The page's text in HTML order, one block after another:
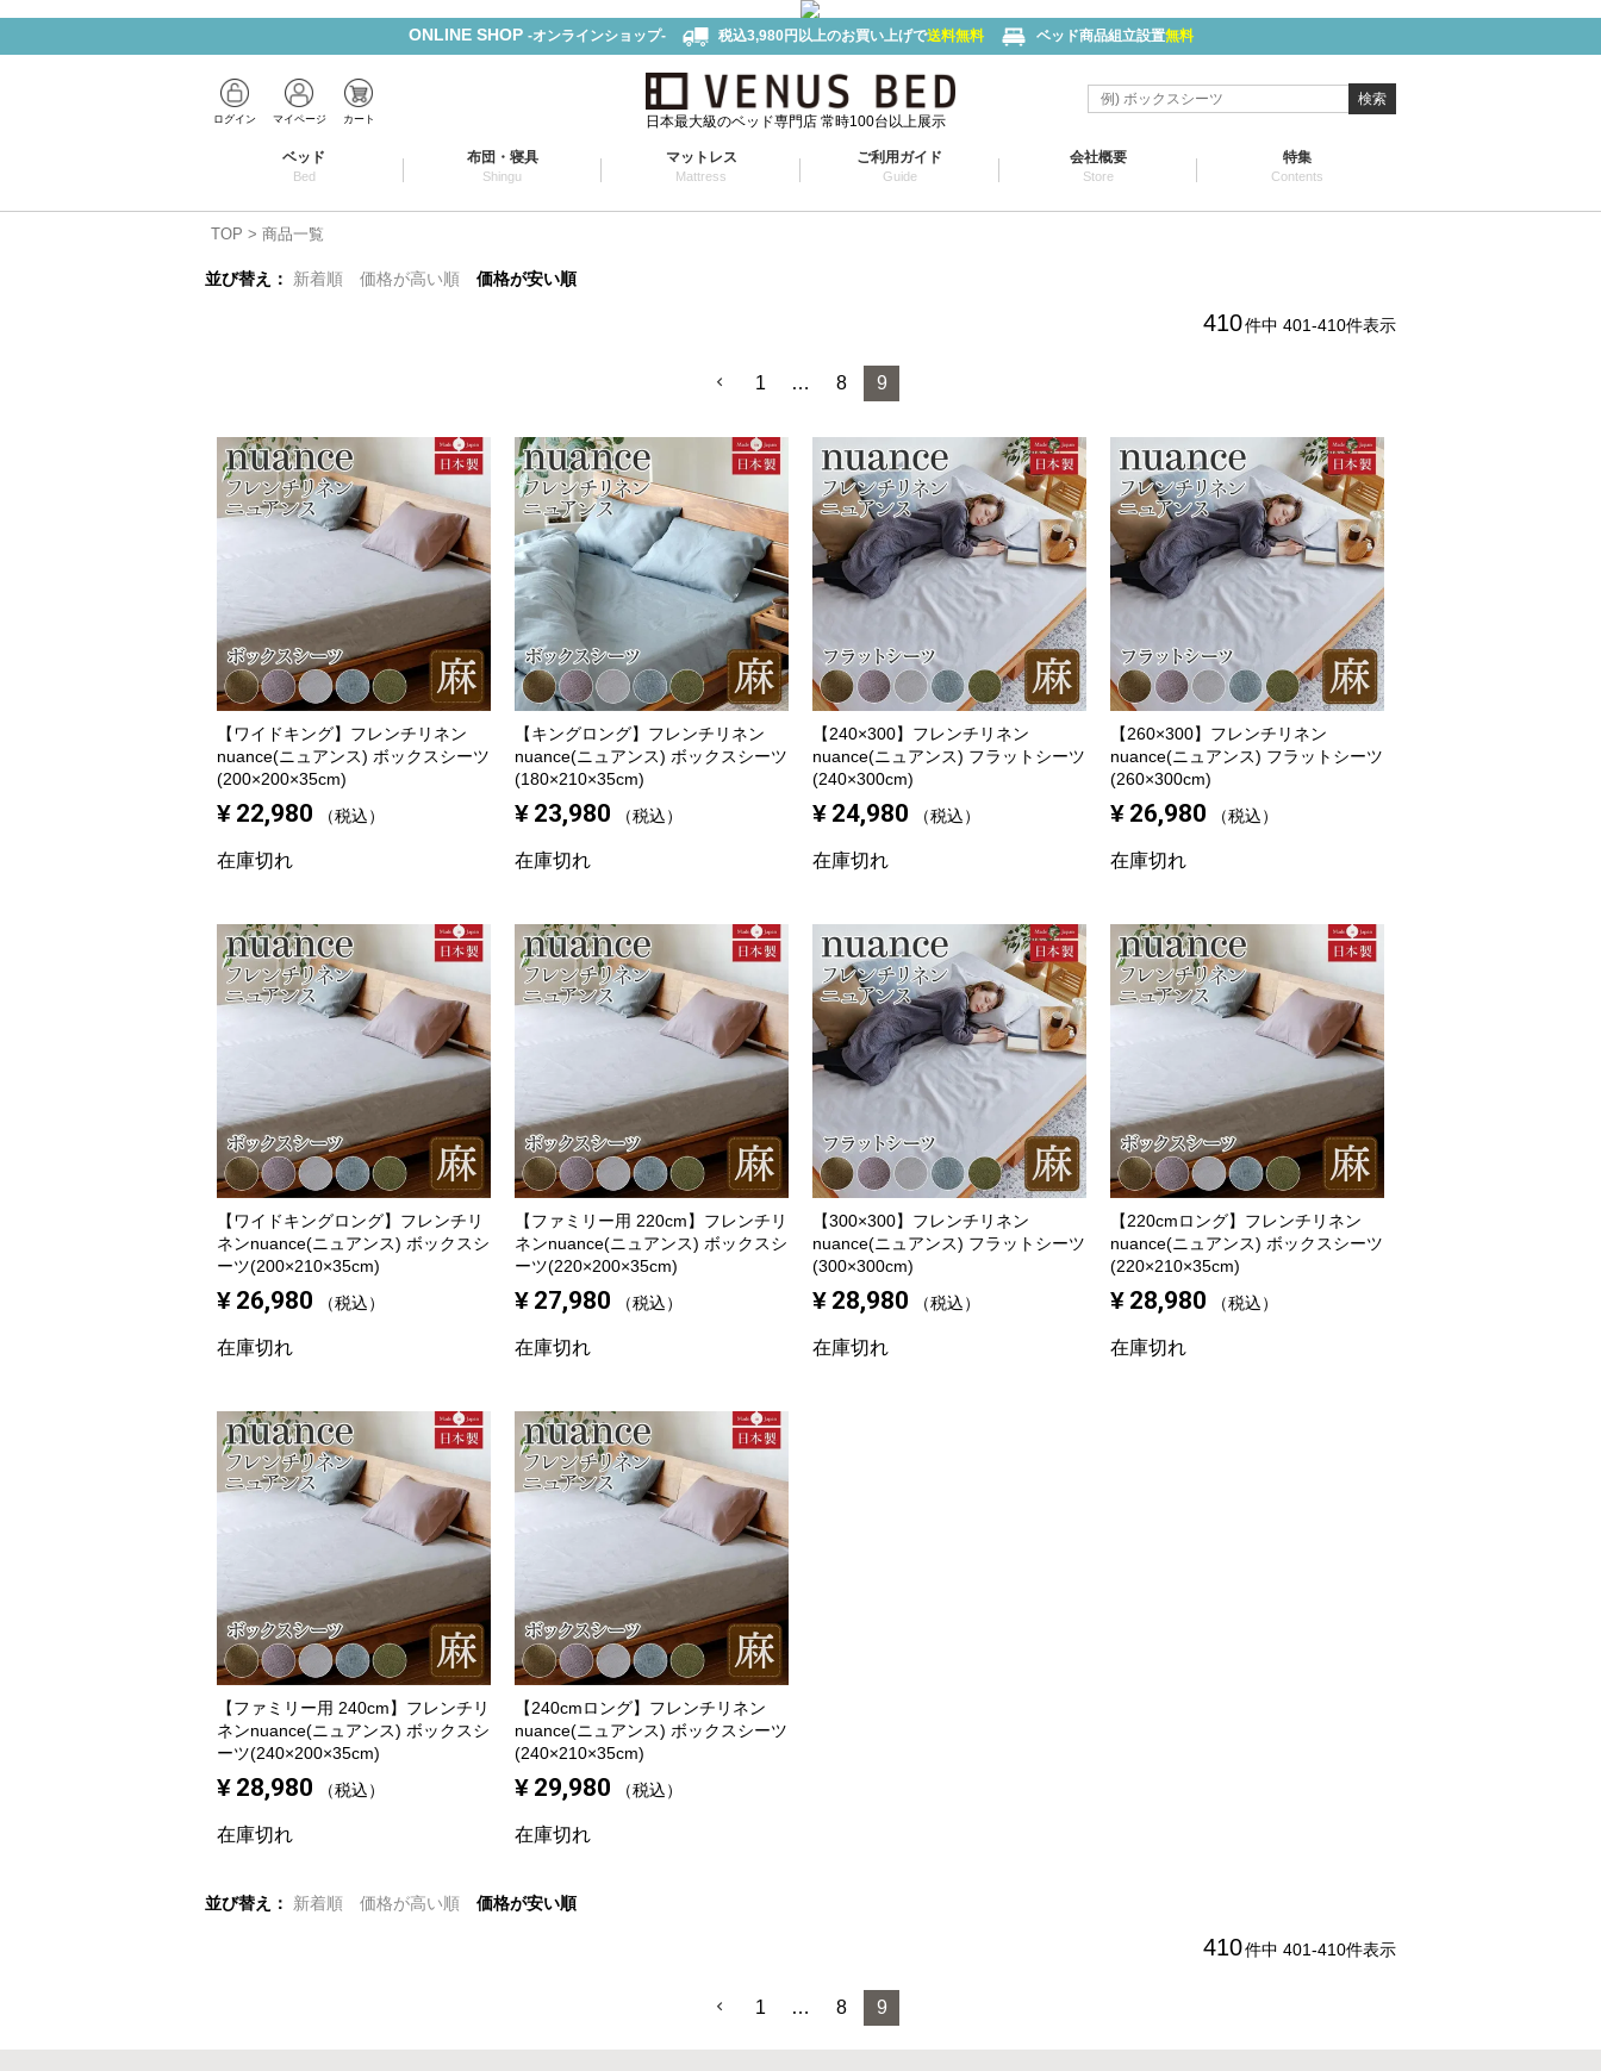
ONLINE SHOP -オンラインショップ- 税込3,980円以上のお買い上げで送料無料 ベッド商品組立設置無料
ログイン マイページ カート 日本最大級のベッド専門店 常時100台以上展示
検索
ベッド
Bed
布団・寝具
Shingu
マットレス
Mattress
ご利用ガイド
Guide
会社概要
Store
特集
Contents
TOP 商品一覧
並び替え 新着順 価格が高い順 価格が安い順
410件中 401-410件表示
1 … 8 9
【ワイドキング】 フレンチリネン
nuance(ニュアンス) ボックスシーツ
(200×200×35cm)
¥ 22,980 税込
在庫切れ
【キングロング】 フレンチリネン
nuance(ニュアンス) ボックスシーツ
(180×210×35cm)
¥ 23,980 税込
在庫切れ
【240×300】 フレンチリネン
nuance(ニュアンス) フラットシーツ
(240×300cm)
¥ 24,980 税込
在庫切れ
【260×300】 フレンチリネン
nuance(ニュアンス) フラットシーツ
(260×300cm)
¥ 26,980 税込
在庫切れ
【ワイドキングロング】 フレンチリ
ネンnuance(ニュアンス) ボックスシ
ーツ(200×210×35cm)
¥ 26,980 税込
在庫切れ
【ファミリー用 220cm】 フレンチリ
ネンnuance(ニュアンス) ボックスシ
ーツ(220×200×35cm)
¥ 27,980 税込
在庫切れ
【300×300】 フレンチリネン
nuance(ニュアンス) フラットシーツ
(300×300cm)
¥ 28,980 税込
在庫切れ
【220cmロング】 フレンチリネン
nuance(ニュアンス) ボックスシーツ
(220×210×35cm)
¥ 28,980 税込
在庫切れ
【ファミリー用 240cm】 フレンチリ
ネンnuance(ニュアンス) ボックスシ
ーツ(240×200×35cm)
¥ 28,980 税込
在庫切れ
【240cmロング】 フレンチリネン
nuance(ニュアンス) ボックスシーツ
(240×210×35cm)
¥ 29,980 税込
在庫切れ
並び替え 新着順 価格が高い順 価格が安い順
410件中 401-410件表示
1 … 8 9